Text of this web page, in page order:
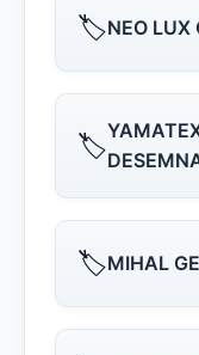
🏷️NEO LUX
🏷️
🏷️MIHAL